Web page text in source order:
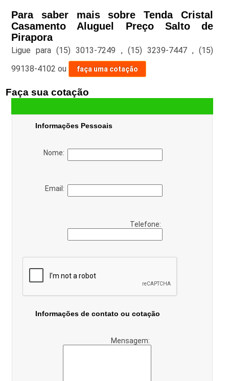
Para saber mais sobre Tenda Cristal
Casamento Aluguel Preço Salto de
Pirapora
Ligue para(15) 3013-7249 , (15) 3239-7447 ,(15)
99138-4102 ou faça uma cotação
Faça sua cotação
Informações Pessoais
Nome:
Email:
Telefone:
Informações de contato ou cotação
Mensagem: